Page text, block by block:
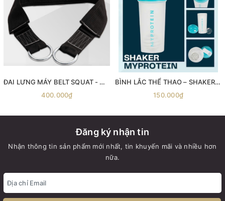
ĐAI LƯNG MÁY BELT SQUAT - Máy gánh đùi với dây đai Belt Squat
400.000₫
BÌNH LẮC THỂ THAO – SHAKER MYPROTEIN 600ML
150.000₫
Đăng ký nhận tin
Nhận thông tin sản phẩm mới nhất, tin khuyến mãi và nhiều hơn
nữa.